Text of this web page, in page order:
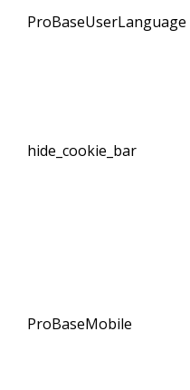
ProBaseUserLanguage
hide_cookie_bar
ProBaseMobile